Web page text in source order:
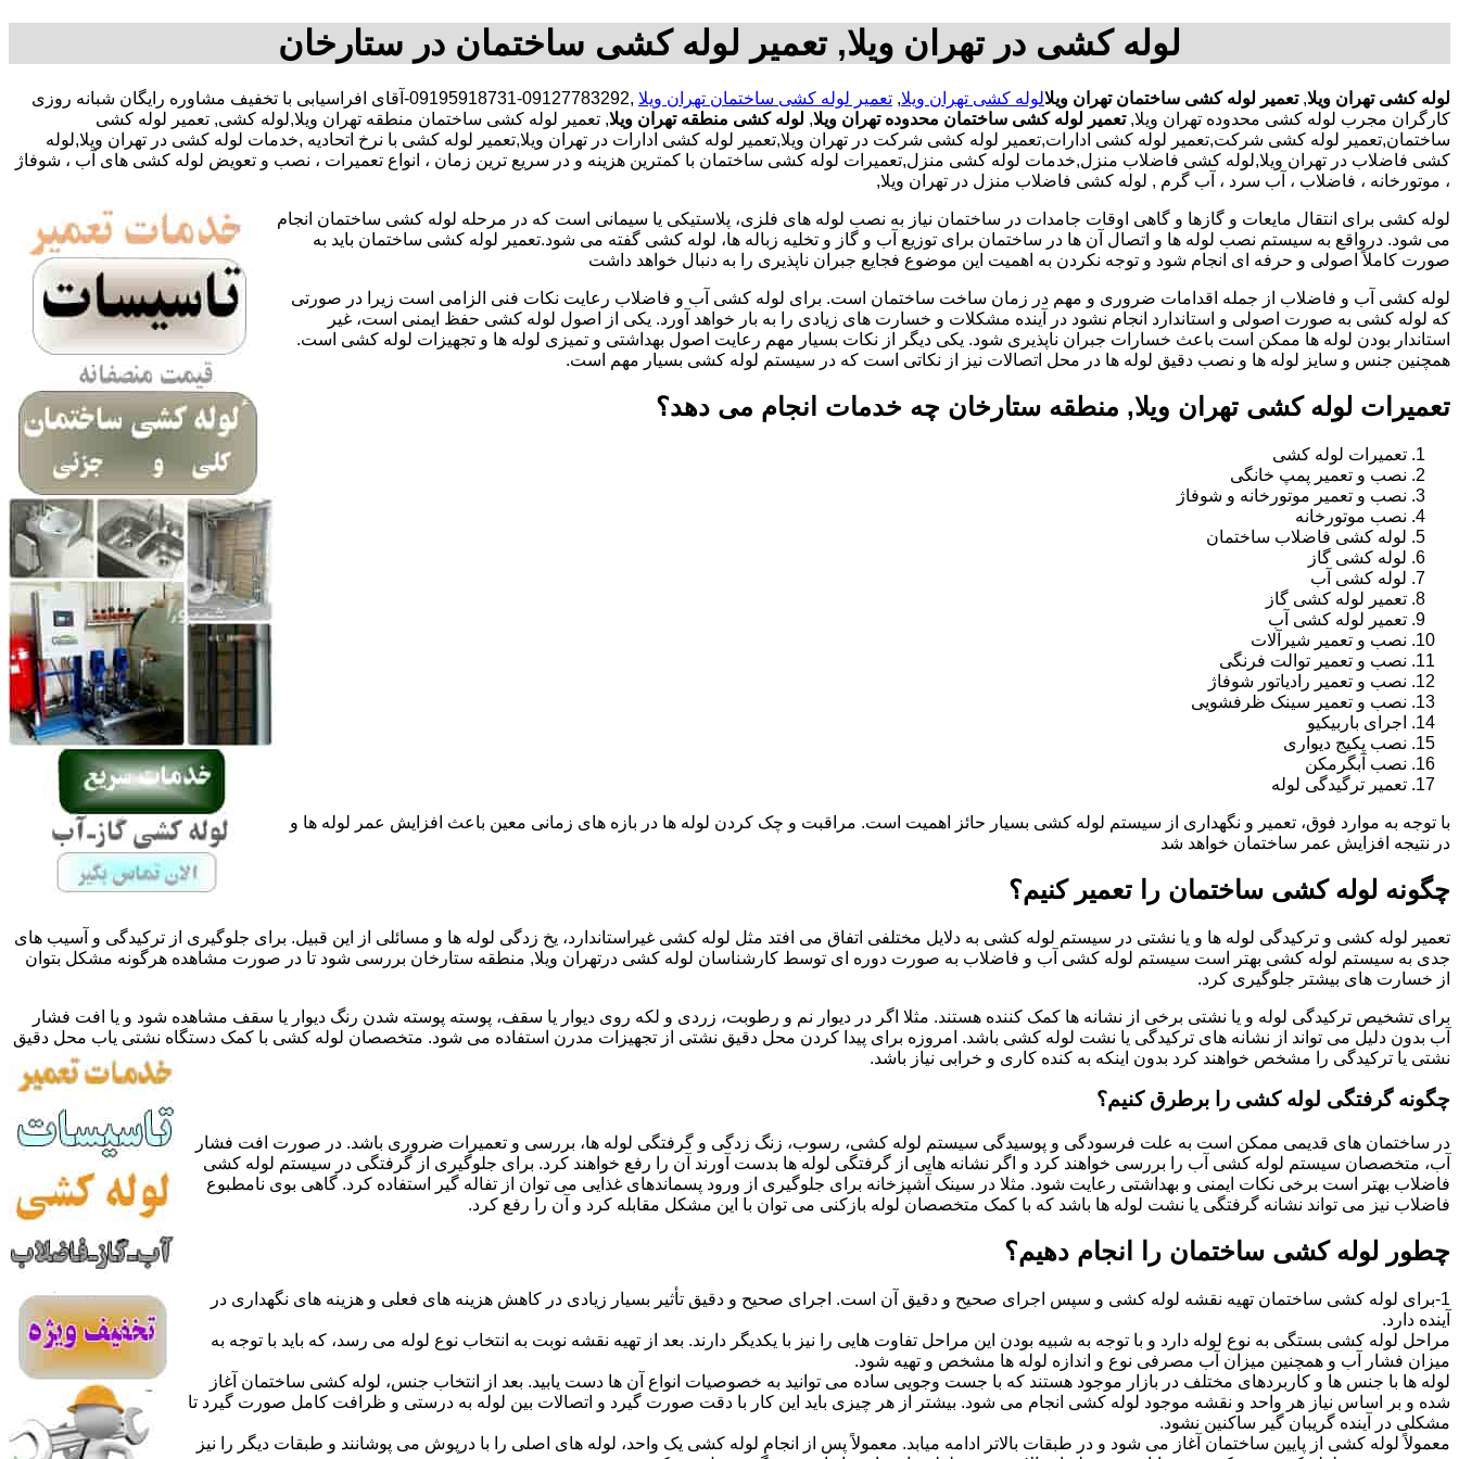
لوله کشی در تهران ویلا, تعمیر لوله کشی ساختمان در ستارخان
لوله کشی تهران ویلا,تعمیر لوله کشی ساختمان تهران ویلالوله کشی تهران ویلا, تعمیر لوله کشی ساختمان تهران ویلا
,09127783292-09195918731-آقای افراسیابی با تخفیف مشاوره رایگان شبانه روزی
کارگران مجرب لوله کشی محدوده تهران ویلا,تعمیر لوله کشی ساختمان محدوده تهران ویلا, لوله کشی منطقه تهران ویلا, تعمیر لوله کشی ساختمان منطقه تهران ویلا,لوله کشی, تعمیر لوله کشی
ساختمان,تعمیر لوله کشی شرکت,تعمیر لوله کشی ادارات,تعمیر لوله کشی شرکت در تهران ویلا,تعمیر لوله کشی ادارات در تهران ویلا,تعمیر لوله کشی با نرخ اتحادیه ,خدمات لوله کشی در تهران ویلا,لوله
کشی فاضلاب در تهران ویلا,لوله کشی فاضلاب منزل,خدمات لوله کشی منزل,تعمیرات لوله کشی ساختمان با کمترین هزینه و در سریع ترین زمان ، انواع تعمیرات ، نصب و تعویض لوله کشی های آب ، شوفاژ
، موتورخانه ، فاضلاب ، آب سرد ، آب گرم , لوله کشی فاضلاب منزل در تهران ویلا,
لوله کشی برای انتقال مایعات و گازها و گاهی اوقات جامدات در ساختمان نیاز به نصب لوله های فلزی، پلاستیکی یا سیمانی است که در مرحله لوله کشی ساختمان انجام
می شود. درواقع به سیستم نصب لوله ها و اتصال آن ها در ساختمان برای توزیع آب و گاز و تخلیه زباله ها، لوله کشی گفته می شود.تعمیر لوله کشی ساختمان باید به
صورت کاملاً اصولی و حرفه ای انجام شود و توجه نکردن به اهمیت این موضوع فجایع جبران ناپذیری را به دنبال خواهد داشت
لوله کشی آب و فاضلاب از جمله اقدامات ضروری و مهم در زمان ساخت ساختمان است. برای لوله کشی آب و فاضلاب رعایت نکات فنی الزامی است زیرا در صورتی
که لوله کشی به صورت اصولی و استاندارد انجام نشود در آینده مشکلات و خسارت های زیادی را به بار خواهد آورد. یکی از اصول لوله کشی حفظ ایمنی است، غیر
استاندار بودن لوله ها ممکن است باعث خسارات جبران ناپذیری شود. یکی دیگر از نکات بسیار مهم رعایت اصول بهداشتی و تمیزی لوله ها و تجهیزات لوله کشی است.
همچنین جنس و سایز لوله ها و نصب دقیق لوله ها در محل اتصالات نیز از نکاتی است که در سیستم لوله کشی بسیار مهم است.
تعمیرات لوله کشی تهران ویلا, منطقه ستارخان چه خدمات انجام می دهد؟
تعمیرات لوله کشی
نصب و تعمیر پمپ خانگی
نصب و تعمیر موتورخانه و شوفاژ
نصب موتورخانه
لوله کشی فاضلاب ساختمان
لوله کشی گاز
لوله کشی آب
تعمیر لوله کشی گاز
تعمیر لوله کشی آب
نصب و تعمیر شیرآلات
نصب و تعمیر توالت فرنگی
نصب و تعمیر رادیاتور شوفاژ
نصب و تعمیر سینک ظرفشویی
اجرای باربیکیو
نصب پکیج دیواری
نصب آبگرمکن
تعمیر ترگیدگی لوله
با توجه به موارد فوق، تعمیر و نگهداری از سیستم لوله کشی بسیار حائز اهمیت است. مراقبت و چک کردن لوله ها در بازه های زمانی معین باعث افزایش عمر لوله ها و
در نتیجه افزایش عمر ساختمان خواهد شد
چگونه لوله کشی ساختمان را تعمیر کنیم؟
تعمیر لوله کشی و ترکیدگی لوله ها و یا نشتی در سیستم لوله کشی به دلایل مختلفی اتفاق می افتد مثل لوله کشی غیراستاندارد، یخ زدگی لوله ها و مسائلی از این قبیل. برای جلوگیری از ترکیدگی و آسیب های
جدی به سیستم لوله کشی بهتر است سیستم لوله کشی آب و فاضلاب به صورت دوره ای توسط کارشناسان لوله کشی درتهران ویلا, منطقه ستارخان بررسی شود تا در صورت مشاهده هرگونه مشکل بتوان
از خسارت های بیشتر جلوگیری کرد.
برای تشخیص ترکیدگی لوله و یا نشتی برخی از نشانه ها کمک کننده هستند. مثلا اگر در دیوار نم و رطوبت، زردی و لکه روی دیوار یا سقف، پوسته پوسته شدن رنگ دیوار یا سقف مشاهده شود و یا افت فشار
آب بدون دلیل می تواند از نشانه های ترکیدگی یا نشت لوله کشی باشد. امروزه برای پیدا کردن محل دقیق نشتی از تجهیزات مدرن استفاده می شود. متخصصان لوله کشی با کمک دستگاه نشتی یاب محل دقیق
نشتی یا ترکیدگی را مشخص خواهند کرد بدون اینکه به کنده کاری و خرابی نیاز باشد.
چگونه گرفتگی لوله کشی را برطرق کنیم؟
در ساختمان های قدیمی ممکن است به علت فرسودگی و پوسیدگی سیستم لوله کشی، رسوب، زنگ زدگی و گرفتگی لوله ها، بررسی و تعمیرات ضروری باشد. در صورت افت فشار
آب، متخصصان سیستم لوله کشی آب را بررسی خواهند کرد و اگر نشانه هایی از گرفتگی لوله ها بدست آورند آن را رفع خواهند کرد. برای جلوگیری از گرفتگی در سیستم لوله کشی
فاضلاب بهتر است برخی نکات ایمنی و بهداشتی رعایت شود. مثلا در سینک آشپزخانه برای جلوگیری از ورود پسماندهای غذایی می توان از تفاله گیر استفاده کرد. گاهی بوی نامطبوع
فاضلاب نیز می تواند نشانه گرفتگی یا نشت لوله ها باشد که با کمک متخصصان لوله بازکنی می توان با این مشکل مقابله کرد و آن را رفع کرد.
چطور لوله کشی ساختمان را انجام دهیم؟
1-برای لوله کشی ساختمان تهیه نقشه لوله کشی و سپس اجرای صحیح و دقیق آن است. اجرای صحیح و دقیق تأثیر بسیار زیادی در کاهش هزینه های فعلی و هزینه های نگهداری در
آینده دارد.
مراحل لوله کشی بستگی به نوع لوله دارد و با توجه به شبیه بودن این مراحل تفاوت هایی را نیز با یکدیگر دارند. بعد از تهیه نقشه نوبت به انتخاب نوع لوله می رسد، که باید با توجه به
میزان فشار آب و همچنین میزان آب مصرفی نوع و اندازه لوله ها مشخص و تهیه شود.
لوله ها با جنس ها و کاربردهای مختلف در بازار موجود هستند که با جست وجویی ساده می توانید به خصوصیات انواع آن ها دست یابید. بعد از انتخاب جنس، لوله کشی ساختمان آغاز
شده و بر اساس نیاز هر واحد و نقشه موجود لوله کشی انجام می شود. بیشتر از هر چیزی باید این کار با دقت صورت گیرد و اتصالات بین لوله به درستی و ظرافت کامل صورت گیرد تا
مشکلی در آینده گریبان گیر ساکنین نشود.
معمولاً لوله کشی از پایین ساختمان آغاز می شود و در طبقات بالاتر ادامه میابد. معمولاً پس از انجام لوله کشی یک واحد، لوله های اصلی را با درپوش می پوشانند و طبقات دیگر را نیز